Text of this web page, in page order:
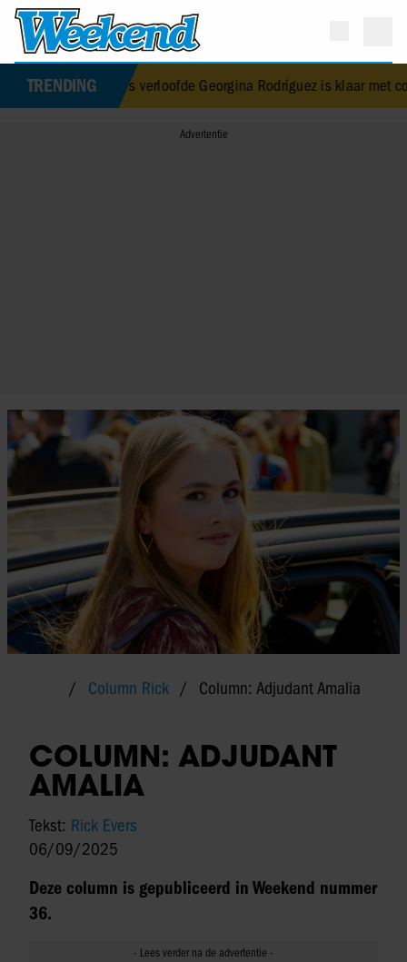
TRENDING
verloofde Georgina Rodríguez is klaar met commentaar op
Column Rick Column: Adjudant Amalia
COLUMN: ADJUDANT
AMALIA
Tekst: Rick Evers
06/09/2025
Deze column is gepubliceerd in Weekend nummer
36.